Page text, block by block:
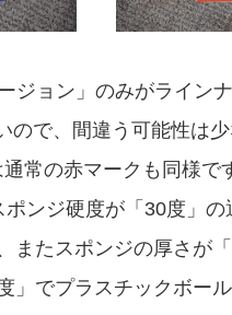
ジョン」のみがライン
ので、間違う可能性は
常の赤マークも同様
ポンジ硬度が「30度」
またスポンジの厚さが
でプラスチックボー